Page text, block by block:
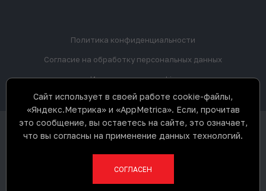
Политика конфиденциальности
Согласие на обработку персональных данных
Использование cookie
защищены. Не является
Сайт использует в своей работе cookie-файлы,
«Яндекс.Метрика» и «AppMetrica». Если, прочитав
это сообщение, вы остаетесь на сайте, это означает,
что вы согласны на применение данных технологий.
СОГЛАСЕН